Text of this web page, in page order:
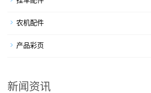
农机配件
产品彩页
新闻资讯